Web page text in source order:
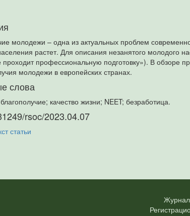
молодежи – одна из актуальных проблем
растет. Для описания незанятого молодого
проходит профессиональную подготовку»). В обзоре
молодежи в европейских странах.
слова
качество жизни; NEET; безработица.
rsoc/2023.04.07
статьи
Журнал